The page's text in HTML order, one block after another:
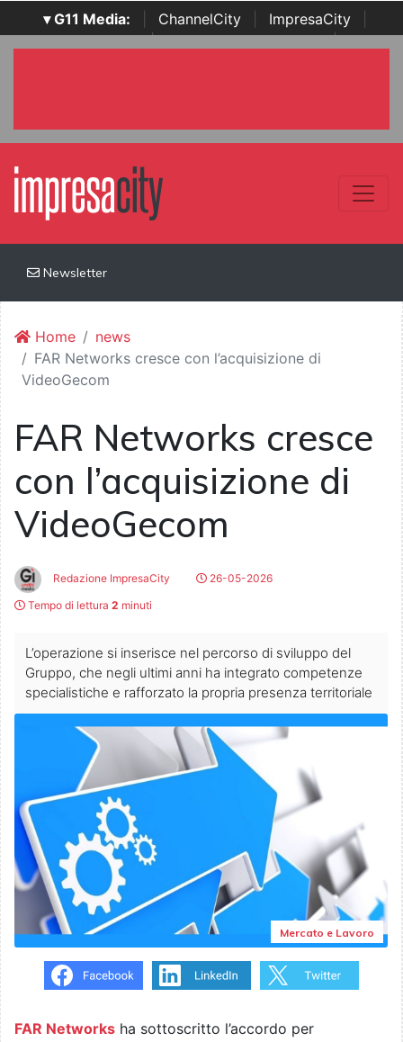
▾ G11 Media: ChannelCity ImpresaCity
SecurityOpenLab | Italian Channel Awards | Italian
Newsletter
Home
news
FAR Networks cresce con l’acquisizione di
VideoGecom
FAR Networks cresce
con l’acquisizione di
VideoGecom
Redazione ImpresaCity
26-05-2026
Tempo di lettura 2 minuti
L’operazione si inserisce nel percorso di sviluppo del
Gruppo, che negli ultimi anni ha integrato competenze
specialistiche e rafforzato la propria presenza territoriale
Mercato e Lavoro
FAR Networks ha sottoscritto l’accordo per